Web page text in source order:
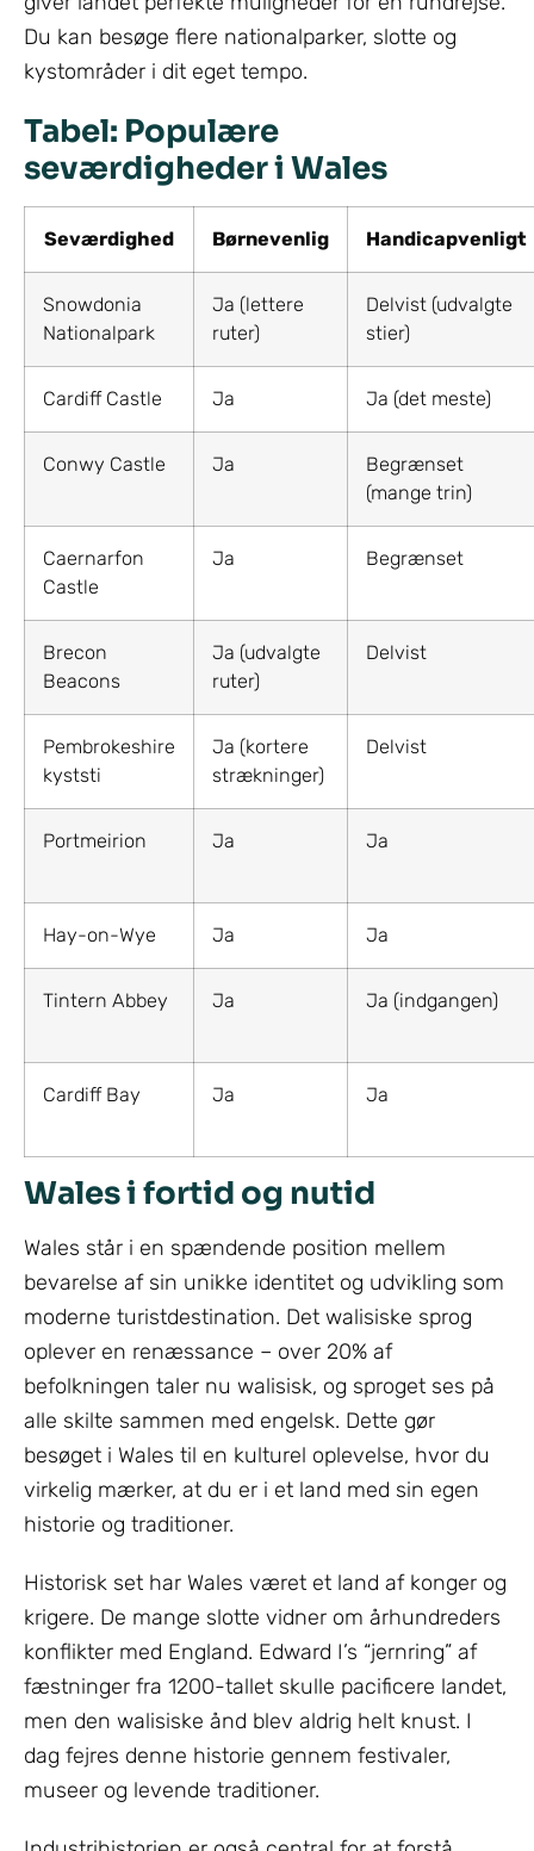
Du kan besøge flere nationalparker, slotte og
kystområder i dit eget tempo.
Tabel: Populære
seværdigheder i Wales
Seværdighed Børnevenlig Handicapvenligt
Snowdonia
Nationalpark
Ja (lettere
ruter)
Delvist (udvalgte
stier)
Cardiff Castle Ja Ja (det meste)
Conwy Castle Ja
Begrænset
(mange trin)
Caernarfon
Castle
Ja Begrænset
Brecon
Beacons
Ja (udvalgte
ruter)
Delvist
Pembrokeshire
kyststi
Ja (kortere
strækninger)
Delvist
Portmeirion Ja Ja
Hay-on-Wye Ja Ja
Tintern Abbey Ja Ja (indgangen)
Cardiff Bay Ja Ja
Wales i fortid og nutid
Wales står i en spændende position mellem
bevarelse af sin unikke identitet og udvikling som
moderne turistdestination. Det walisiske sprog
oplever en renæssance – over 20% af
befolkningen taler nu walisisk, og sproget ses på
alle skilte sammen med engelsk. Dette gør
besøget i Wales til en kulturel oplevelse, hvor du
virkelig mærker, at du er i et land med sin egen
historie og traditioner.
Historisk set har Wales været et land af konger og
krigere. De mange slotte vidner om århundreders
konflikter med England. Edward I’s “jernring” af
fæstninger fra 1200-tallet skulle pacificere landet,
men den walisiske ånd blev aldrig helt knust. I
dag fejres denne historie gennem festivaler,
museer og levende traditioner.